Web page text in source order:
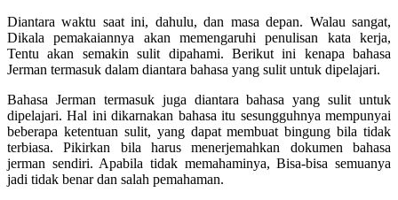
Diantara waktu saat ini, dahulu, dan masa depan. Walau sangat,
Dikala pemakaiannya akan memengaruhi penulisan kata kerja,
Tentu akan semakin sulit dipahami. Berikut ini kenapa bahasa
Jerman termasuk dalam diantara bahasa yang sulit untuk dipelajari.
Bahasa Jerman termasuk juga diantara bahasa yang sulit untuk
dipelajari. Hal ini dikarnakan bahasa itu sesungguhnya mempunyai
beberapa ketentuan sulit, yang dapat membuat bingung bila tidak
terbiasa. Pikirkan bila harus menerjemahkan dokumen bahasa
jerman sendiri. Apabila tidak memahaminya, Bisa-bisa semuanya
jadi tidak benar dan salah pemahaman.